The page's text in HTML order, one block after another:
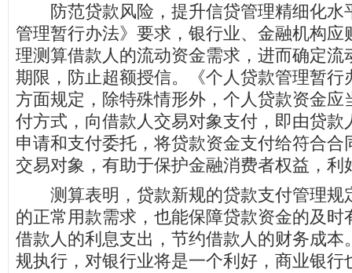
防范贷款风险，提升信贷管理精细化水
管理暂行办法》要求，银行业、金融机构应
理测算借款人的流动资金需求，进而确定流
期限，防止超额授信。《个人贷款管理暂行
方面规定，除特殊情形外，个人贷款资金应
付方式，向借款人交易对象支付，即由贷款
申请和支付委托，将贷款资金支付给符合合
交易对象，有助于保护金融消费者权益，利
测算表明，贷款新规的贷款支付管理规
的正常用款需求，也能保障贷款资金的及时
借款人的利息支出，节约借款人的财务成本
规执行，对银行业将是一个利好，商业银行